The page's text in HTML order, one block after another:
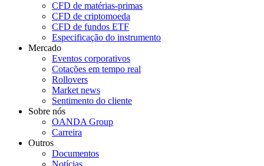
CFD de matérias-primas
CFD de criptomoeda
CFD de fundos ETF
Especificação do instrumento
Mercado
Eventos corporativos
Cotações em tempo real
Rollovers
Market news
Sentimento do cliente
Sobre nós
OANDA Group
Carreira
Outros
Documentos
Notícias